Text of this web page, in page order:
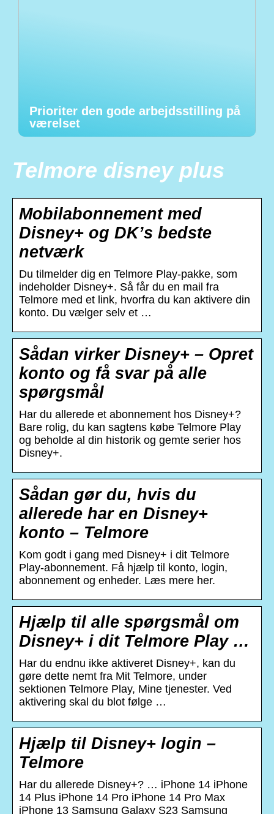
Prioriter den gode arbejdsstilling på
værelset
Telmore disney plus
Mobilabonnement med
Disney+ og DK’s bedste
netværk
Du tilmelder dig en Telmore Play-pakke, som
indeholder Disney+. Så får du en mail fra
Telmore med et link, hvorfra du kan aktivere din
konto. Du vælger selv et …
Sådan virker Disney+ – Opret
konto og få svar på alle
spørgsmål
Har du allerede et abonnement hos Disney+?
Bare rolig, du kan sagtens købe Telmore Play
og beholde al din historik og gemte serier hos
Disney+.
Sådan gør du, hvis du
allerede har en Disney+
konto – Telmore
Kom godt i gang med Disney+ i dit Telmore
Play-abonnement. Få hjælp til konto, login,
abonnement og enheder. Læs mere her.
Hjælp til alle spørgsmål om
Disney+ i dit Telmore Play …
Har du endnu ikke aktiveret Disney+, kan du
gøre dette nemt fra Mit Telmore, under
sektionen Telmore Play, Mine tjenester. Ved
aktivering skal du blot følge …
Hjælp til Disney+ login –
Telmore
Har du allerede Disney+? … iPhone 14 iPhone
14 Plus iPhone 14 Pro iPhone 14 Pro Max
iPhone 13 Samsung Galaxy S23 Samsung